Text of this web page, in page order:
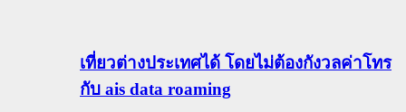
เที่ยวต่างประเทศได้ โดยไม่ต้องกังวลค่าโทร
กับ ais data roaming